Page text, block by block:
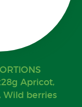
Apricot,
Wild berries